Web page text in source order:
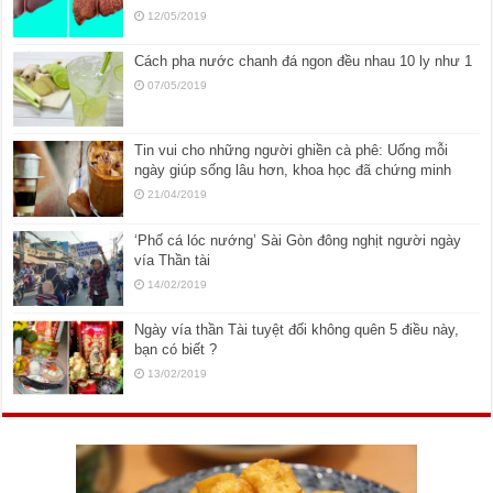
12/05/2019
Cách pha nước chanh đá ngon đều nhau 10 ly như 1
07/05/2019
Tin vui cho những người ghiền cà phê: Uống mỗi
ngày giúp sống lâu hơn, khoa học đã chứng minh
21/04/2019
‘Phố cá lóc nướng’ Sài Gòn đông nghịt người ngày
vía Thần tài
14/02/2019
Ngày vía thần Tài tuyệt đối không quên 5 điều này,
bạn có biết ?
13/02/2019